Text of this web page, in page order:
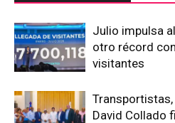
Julio impulsa
otro récord
visitantes
David Collado